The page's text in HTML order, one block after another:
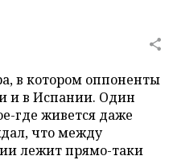
в котором оппоненты
и в Испании. Один
где живется даже
что между
лежит прямо-таки